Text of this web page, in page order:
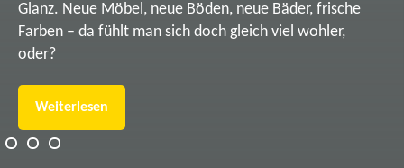
Glanz. Neue Möbel, neue Böden, neue Bäder, frische
Farben – da fühlt man sich doch gleich viel wohler,
oder?
Weiterlesen